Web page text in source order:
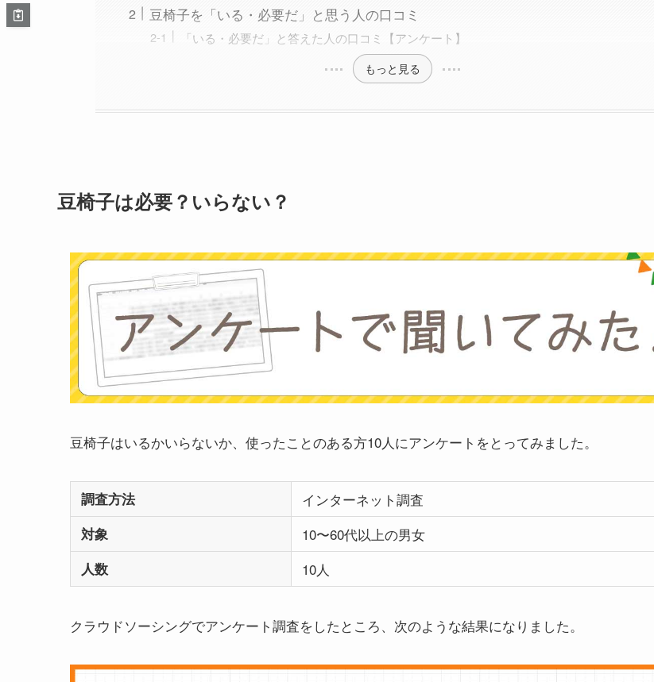
豆椅子を「いる・必要だ」と思う人の口コミ
「いる・必要だ」と答えた人の口コミ【アンケート】
もっと見る
豆椅子は必要？いらない？
豆椅子はいるかいらないか、使ったことのある方10人にアンケートをとってみました。
調査方法 インターネット調査
対象 10〜60代以上の男女
人数 10人
クラウドソーシングでアンケート調査をしたところ、次のような結果になりました。